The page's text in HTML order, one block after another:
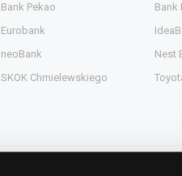
Bank Pekao
Bank
Eurobank
neoBank
Nest
SKOK Chmielewskiego